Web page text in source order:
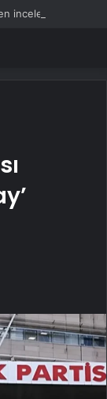
incelenecek